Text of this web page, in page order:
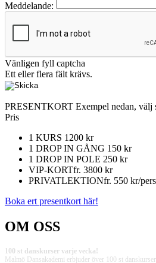
Meddelande:
Vänligen fyll captcha
Ett eller flera fält krävs.
PRESENTKORT Exempel nedan, välj
Pris
1 KURS 1200 kr
1 DROP IN GÅNG 150 kr
1 DROP IN POLE 250 kr
VIP-KORTfr. 3800 kr
PRIVATLEKTIONfr. 550 kr/
Boka ert presentkort här!
OM OSS
100 st danskurser varje vecka!
Malmö Dansakademi erbjuder över 100 st